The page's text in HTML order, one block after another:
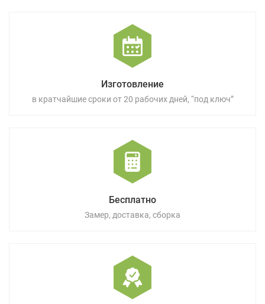
Изготовление
в кратчайшие сроки от 20 рабочих дней, “под ключ”
Бесплатно
Замер, доставка, сборка